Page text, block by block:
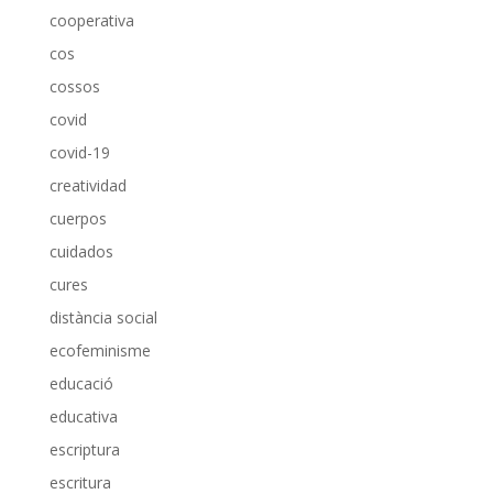
cooperativa
cos
cossos
covid
covid-19
creatividad
cuerpos
cuidados
cures
distància social
ecofeminisme
educació
educativa
escriptura
escritura